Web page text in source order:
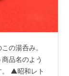
の湯呑み。
品名のよう
。 ▲昭和レト